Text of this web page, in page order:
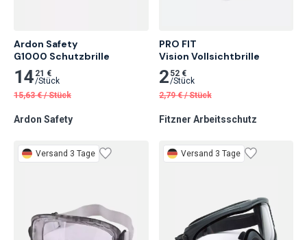
Ardon Safety
G1000 Schutzbrille
14 21 €
/Stück
15,63 € /Stück
Ardon Safety
PRO FIT
Vision Vollsichtbrille
2 52 €
/Stück
2,79 € /Stück
Fitzner Arbeitsschutz
Versand 3 Tage Versand 3 Tage